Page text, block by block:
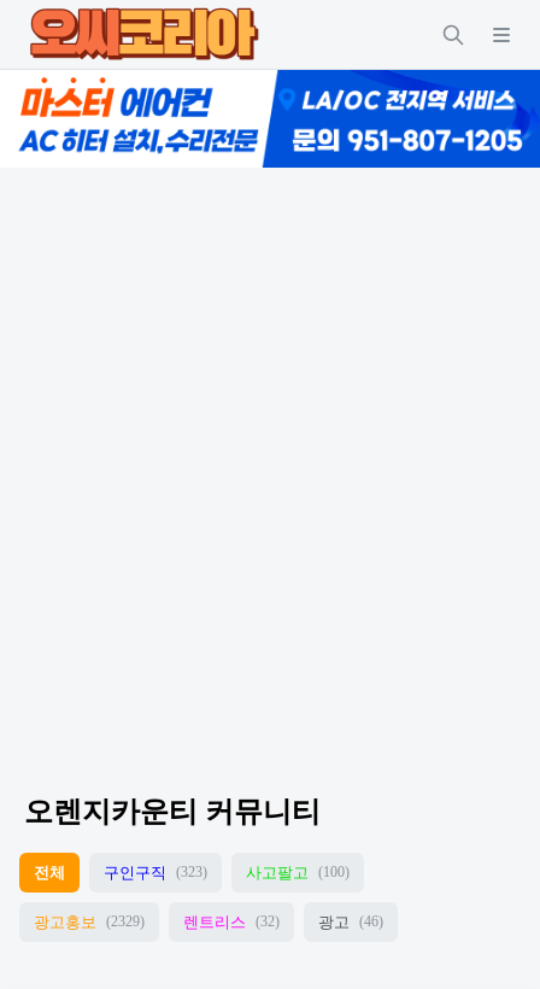
오렌지카운티 커뮤니티
전체 구인구직 (323) 사고팔고 (100)
광고홍보 (2329) 렌트리스 (32) 광고 (46)